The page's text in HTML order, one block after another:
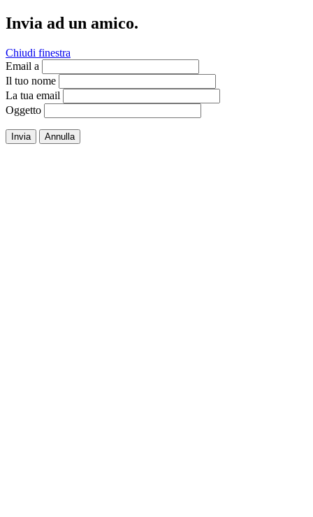
Invia ad un amico.
Chiudi finestra
Email a
Il tuo nome
La tua email
Oggetto
Invia Annulla